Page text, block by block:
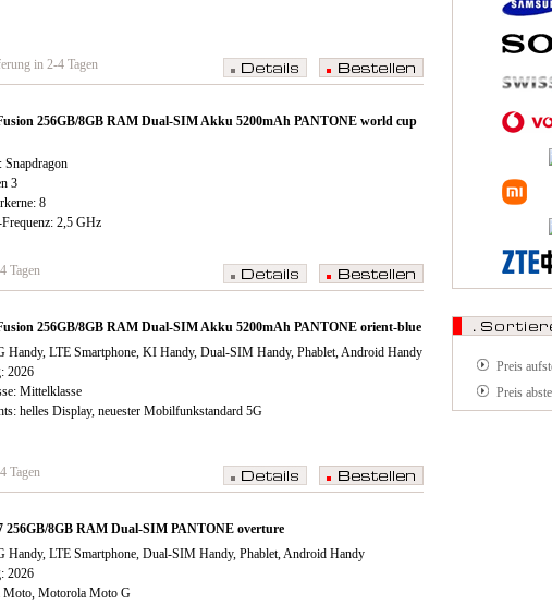
in 2-4 Tagen
256GB/8GB RAM Dual-SIM Akku 5200mAh PANTONE world cup
Snapdragon
3
8
2,5 GHz
Tagen
256GB/8GB RAM Dual-SIM Akku 5200mAh PANTONE orient-blue
Handy, LTE Smartphone, KI Handy, Dual-SIM Handy, Phablet, Android Handy
2026
Mittelklasse
helles Display, neuester Mobilfunkstandard 5G
Tagen
256GB/8GB RAM Dual-SIM PANTONE overture
Handy, LTE Smartphone, Dual-SIM Handy, Phablet, Android Handy
2026
Moto, Motorola Moto G
Preis
Preis